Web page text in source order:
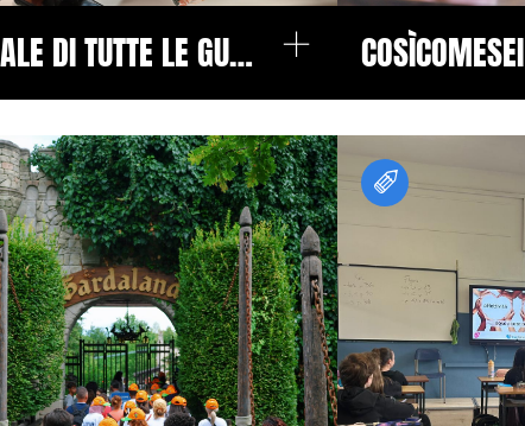
OSPEDALE DI TUTTE LE GUERRE + COSÌCOMESEI